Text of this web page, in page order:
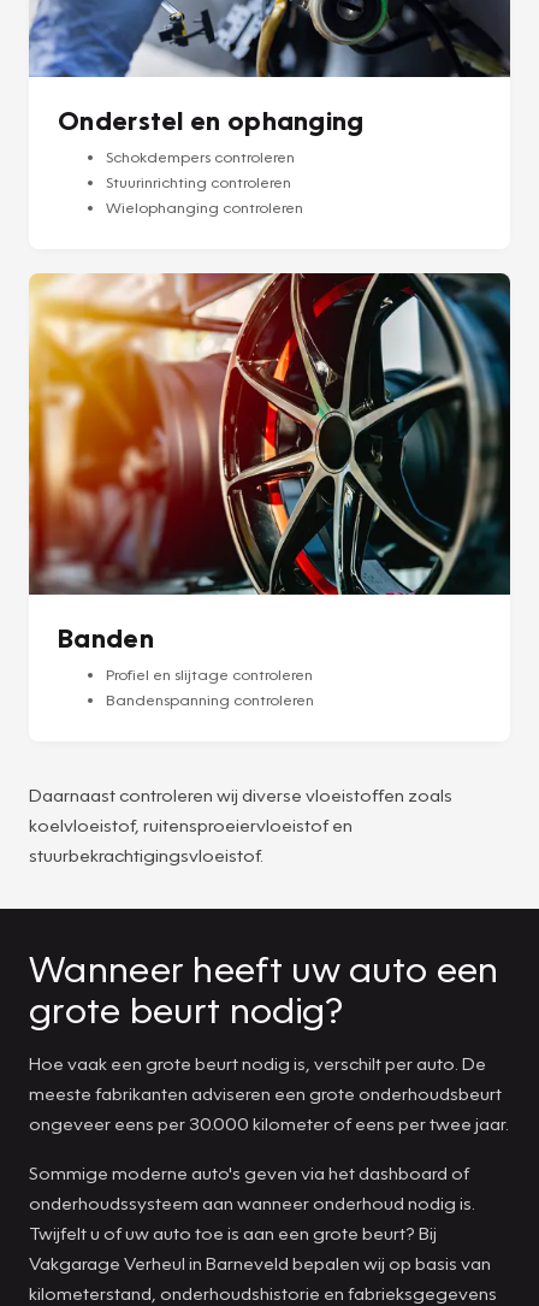
Onderstel en ophanging
Schokdempers controleren
Stuurinrichting controleren
Wielophanging controleren
Banden
Profiel en slijtage controleren
Bandenspanning controleren
Daarnaast controleren wij diverse vloeistoffen zoals
koelvloeistof, ruitensproeiervloeistof en
stuurbekrachtigingsvloeistof.
Wanneer heeft uw auto een
grote beurt nodig?
Hoe vaak een grote beurt nodig is, verschilt per auto. De
meeste fabrikanten adviseren een grote onderhoudsbeurt
ongeveer eens per 30.000 kilometer of eens per twee jaar.
Sommige moderne auto's geven via het dashboard of
onderhoudssysteem aan wanneer onderhoud nodig is.
Twijfelt u of uw auto toe is aan een grote beurt? Bij
Vakgarage Verheul in Barneveld bepalen wij op basis van
kilometerstand, onderhoudshistorie en fabrieksgegevens